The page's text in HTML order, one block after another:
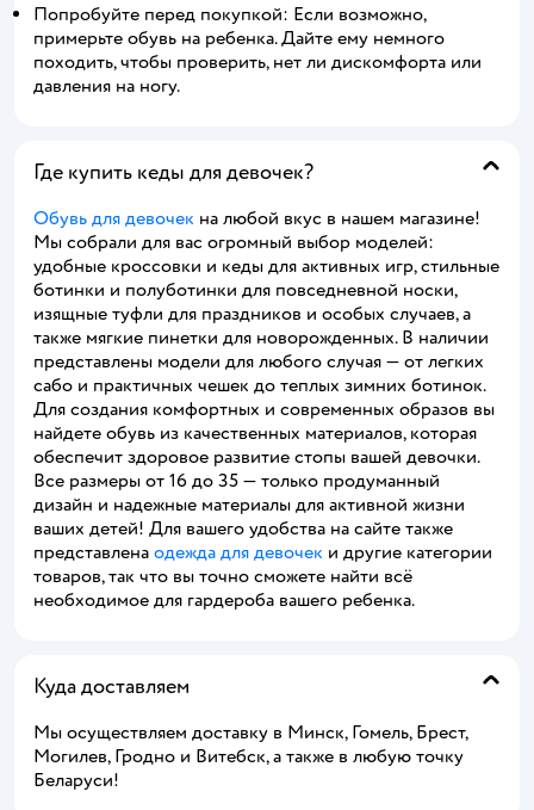
Попробуйте перед покупкой: Если возможно,
примерьте обувь на ребенка. Дайте ему немного
походить, чтобы проверить, нет ли дискомфорта или
давления на ногу.
Где купить кеды для девочек?
Обувь для девочек на любой вкус в нашем магазине!
Мы собрали для вас огромный выбор моделей:
удобные кроссовки и кеды для активных игр, стильные
ботинки и полуботинки для повседневной носки,
изящные туфли для праздников и особых случаев, а
также мягкие пинетки для новорожденных. В наличии
представлены модели для любого случая — от легких
сабо и практичных чешек до теплых зимних ботинок.
Для создания комфортных и современных образов вы
найдете обувь из качественных материалов, которая
обеспечит здоровое развитие стопы вашей девочки.
Все размеры от 16 до 35 — только продуманный
дизайн и надежные материалы для активной жизни
ваших детей! Для вашего удобства на сайте также
представлена одежда для девочек и другие категории
товаров, так что вы точно сможете найти всё
необходимое для гардероба вашего ребенка.
Куда доставляем
Мы осуществляем доставку в Минск, Гомель, Брест,
Могилев, Гродно и Витебск, а также в любую точку
Беларуси!